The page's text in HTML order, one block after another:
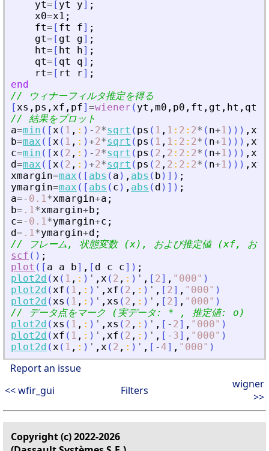
yt= [ yt y] ;
x0=x1 ;
ft= [ ft f] ;
gt= [ gt g] ;
ht= [ ht h] ;
qt= [ qt q] ;
rt= [ rt r] ;
end
// ウィナーフィルタ推定を得る
[xs , ps , xf , pf] =wiener ( yt , m0 , p0 , ft , gt , ht , qt
// 結果をプロット
a=min ( [x ( 1 , : ) - 2*sqrt ( ps ( 1 , 1 : 2 : 2* ( n+1 ) ) ) , xf
b=max ( [x ( 1 , : )+2*sqrt ( ps ( 1 , 1 : 2 : 2* ( n+1 ) ) ) , xf
c=min ( [x ( 2 , : ) - 2*sqrt ( ps ( 2 , 2 : 2 : 2* ( n+1 ) ) ) , xf
d=max ( [x ( 2 , : )+2*sqrt ( ps ( 2 , 2 : 2 : 2* ( n+1 ) ) ) , xf
xmargin=max ( [ abs ( a ) , abs ( b ) ] ) ;
ymargin=max ( [ abs ( c ) , abs ( d ) ] ) ;
a=- 0.1*xmargin+a ;
b= .1*xmargin+b ;
c=- 0.1*ymargin+c ;
d= .1*ymargin+d ;
// フレーム, 状態変数 (x), および推定値 (xf, およ
scf ( ) ;
plot ( [ a a b] , [ d c c] ) ;
plot2d (x ( 1 , : ) ' , x ( 2 , : ) ' , [ 2] , " 000" )
plot2d (xf ( 1 , : ) ' , xf ( 2 , : ) ' , [ 2] , " 000" )
plot2d (xs ( 1 , : ) ' , xs ( 2 , : ) ' , [ 2] , " 000" )
// データ点をマーク (実データ: * , 推定値: o)
plot2d (xs ( 1 , : ) ' , xs ( 2 , : ) ' , [ - 2] , " 000" )
plot2d (xf ( 1 , : ) ' , xf ( 2 , : ) ' , [ - 3] , " 000" )
plot2d (x ( 1 , : ) ' , x ( 2 , : ) ' , [ - 4] , " 000" )
Report an issue
<< wfir_gui
Filters
wigner
>>
Copyright (c) 2022-2026